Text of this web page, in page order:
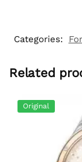
Categories:
Related
Original